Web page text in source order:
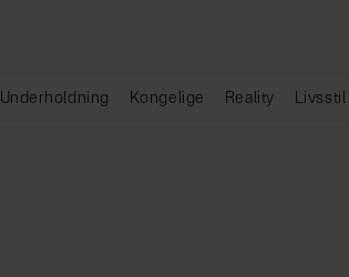
Underholdning Kongelige Reality Livsstil